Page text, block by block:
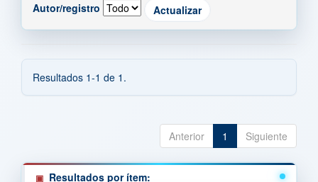
Autor/registro
Resultados 1-1 de 1.
Anterior 1 Siguiente
Resultados por ítem: